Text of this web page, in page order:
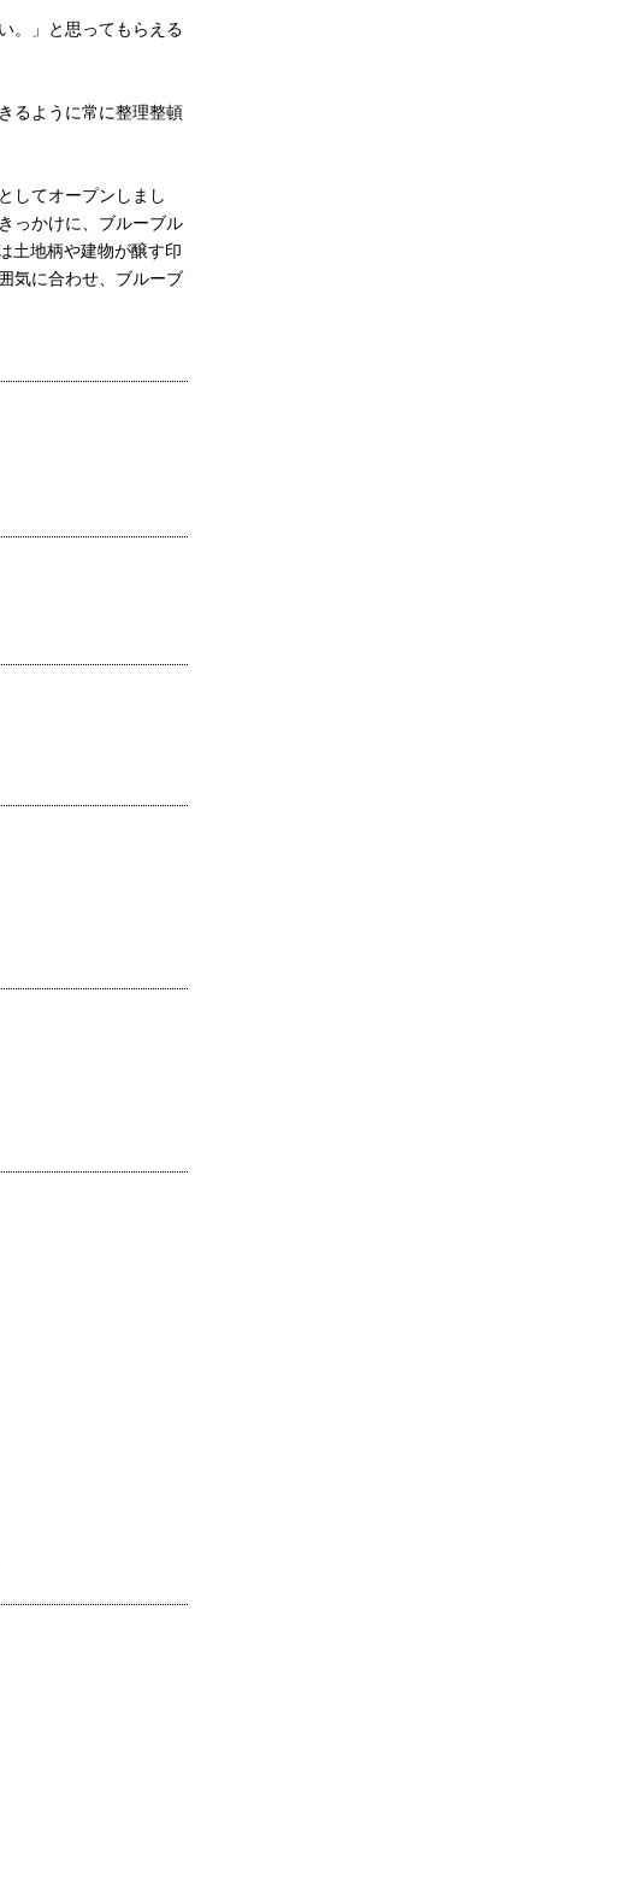
。」と思ってもらえる
るように常に整理整頓
してオープンしまし
っかけに、ブルーブル
土地柄や建物が醸す印
気に合わせ、ブルーブ